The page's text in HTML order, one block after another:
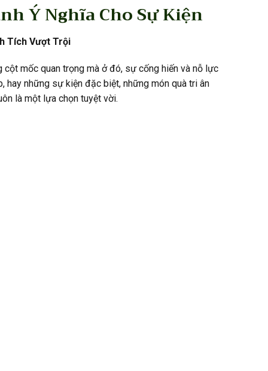
Ý Nghĩa Cho Sự Kiện
Tích Vượt Trội
mốc quan trọng mà ở đó, sự cống hiến và nỗ lực
những sự kiện đặc biệt, những món quà tri ân
là một lựa chọn tuyệt vời.